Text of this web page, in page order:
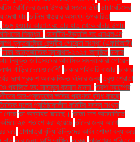
রোগীদের জন্য উপকারী সজনে ডাঁটা ডায়াবেটিসের
দেখা যায় ডালিম খাওয়ার অসংখ্য উপকারিতা
ডেঙ্গু হওয়ার কারণ এবং তার হাত থেকে বাঁচার উপায়
নিবন্ধন" ডেসটিনি-ইভ্যালি সহ এমএলএম
যুক্তরাষ্ট্রের কেন্দ্রীয় গোয়েন্দা সংস্থা (এফবিআই)
ঢাকা আন্তর্জাতিক ম্যারাথন-২০২৫ অনুষ্ঠিত ঢাকায়
নিযুক্ত জাতিসংঘের আবাসিক সমন্বয়কারী গোয়েন
এখন গাড়ির চেয়েও বেশি'' ঢাকার পাইকারি বাজার' ঢাকার
দুঃখ প্রকাশ অনাকাঙ্ক্ষিত ঘটনার জন্য তবুও শ্রোতা
পরাজিত হব: মাহমুদুর রহমান মান্না" তরুণ ট্রাম্পের
অঙ্গ-প্রত্যঙ্গের ক্ষতির প্রবণতা বৃদ্ধি করছে
দলের প্রতিষ্ঠাকালীন কমিটির সদস্য সংখ্যা
গেছে তা অব্যাহত রয়েছে। তাজা ফল আমদানিতে
২৫ শতাংশ করা হয়েছে তাঁদের জন্য আগে
ঘরে তাপমাত্রা বৃদ্ধি উদ্ভিদের কার্বন শোষণ বন্ধ করে
নাড়ু তার জন্য আমি দুঃখিত' তারকা তারুণ্যের শক্তিতে